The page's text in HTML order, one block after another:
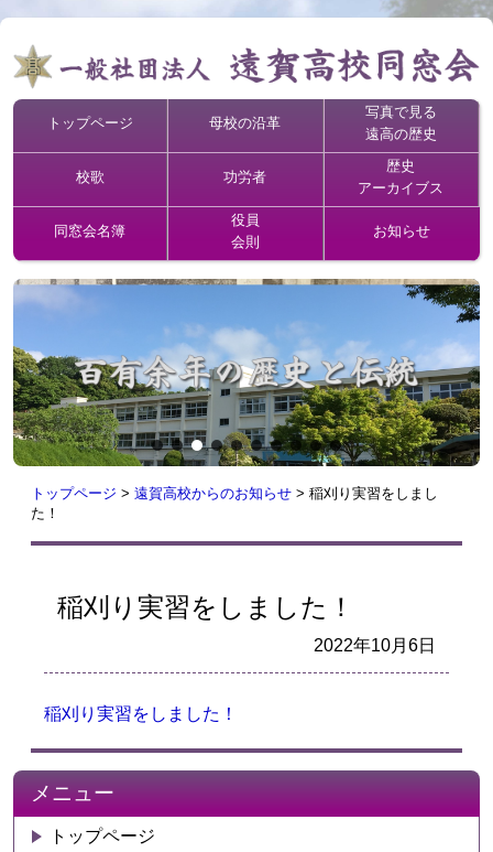
トップページ 母校の沿革
写真で見る
遠高の歴史
校歌 功労者
歴史
アーカイブス
同窓会名簿
役員
会則
お知らせ
トップページ > 遠賀高校からのお知らせ > 稲刈り実習をしまし
た！
稲刈り実習をしました！
2022年10月6日
稲刈り実習をしました！
メニュー
トップページ